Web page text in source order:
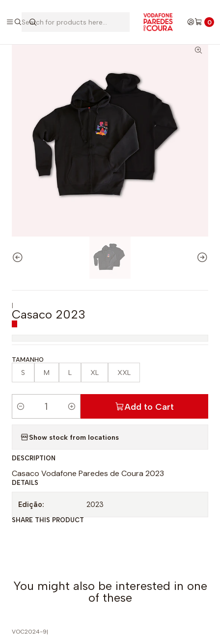
0
|
Casaco 2023
TAMANHO
S M L XL XXL
i
Add to Cart
Show stock from locations
DESCRIPTION
Casaco Vodafone Paredes de Coura 2023
DETAILS
Edição: 2023
SHARE THIS PRODUCT
You might also be interested in one
of these
VOC2024-9|